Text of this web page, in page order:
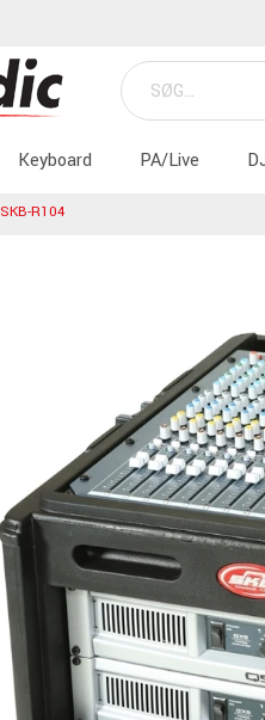
Keyboard PA/Live
SKB-R104